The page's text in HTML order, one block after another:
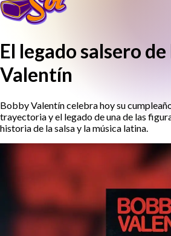
El legado salsero
Valentín
Bobby Valentín celebra hoy su
trayectoria y el legado de una de las
historia de la salsa y la música latina.